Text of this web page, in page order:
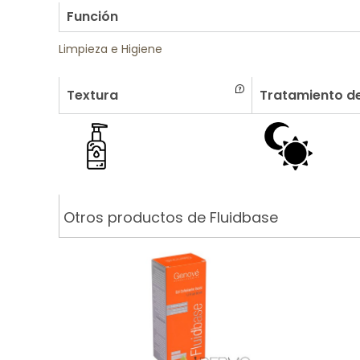
Función
Limpieza e Higiene
Textura Tratamiento
Otros productos de Fluidbase